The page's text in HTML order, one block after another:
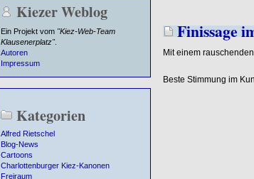
Kiezer Weblog
Ein Projekt vom "Kiez-Web-Team
Klausenerplatz".
Autoren
Impressum
Kategorien
Alfred Rietschel
Blog-News
Cartoons
Charlottenburger Kiez-Kanonen
Freiraum
Finissage
Mit einem
Beste Stimmung im